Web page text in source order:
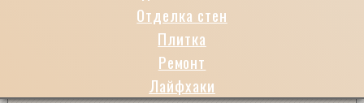
Отделка стен
Плитка
Ремонт
Лайфхаки